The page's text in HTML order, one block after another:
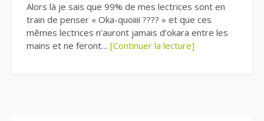
Alors là je sais que 99% de mes lectrices sont en
train de penser « Oka-quoiiii ???? » et que ces
mêmes lectrices n’auront jamais d’okara entre les
mains et ne feront… [Continuer la lecture]